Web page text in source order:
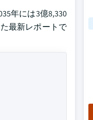
年には3億8,330
最新レポートで